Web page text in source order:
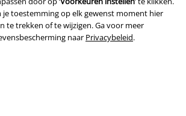
je toestemming op elk gewenst moment hier
te trekken of te wijzigen. Ga voor meer
naar Privacybeleid.